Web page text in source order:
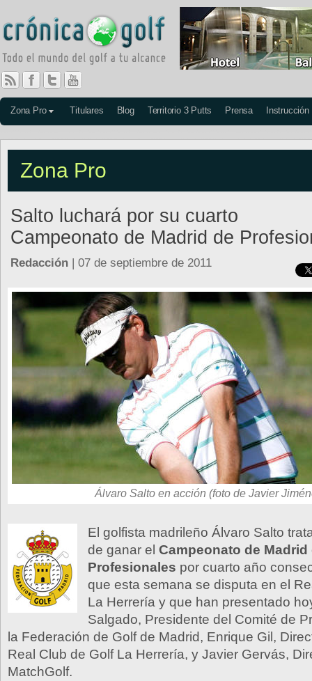
Zona Pro Titulares Blog Territorio 3 Putts Prensa Instrucción
Zona Pro
Salto luchará por su cuarto
Campeonato de Madrid de
Redacción | 07 de septiembre de 2011
Álvaro Salto en acción (foto de Javier
El golfista madrileño Álvaro Salto
de ganar el Campeonato de Madrid
Profesionales por cuarto año
que esta semana se disputa en el
La Herrería y que han presentado
Salgado, Presidente del Comité de
la Federación de Golf de Madrid, Enrique Gil,
Real Club de Golf La Herrería, y Javier Gervás,
MatchGolf.